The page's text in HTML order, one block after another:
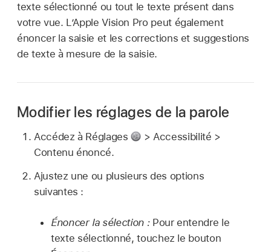
texte sélectionné ou tout le texte présent dans
votre vue. L’Apple Vision Pro peut également
énoncer la saisie et les corrections et suggestions
de texte à mesure de la saisie.
Modifier les réglages de la parole
Accédez à Réglages
> Accessibilité >
Contenu énoncé.
Ajustez une ou plusieurs des options
suivantes :
Énoncer la sélection : Pour entendre le
texte sélectionné, touchez le bouton